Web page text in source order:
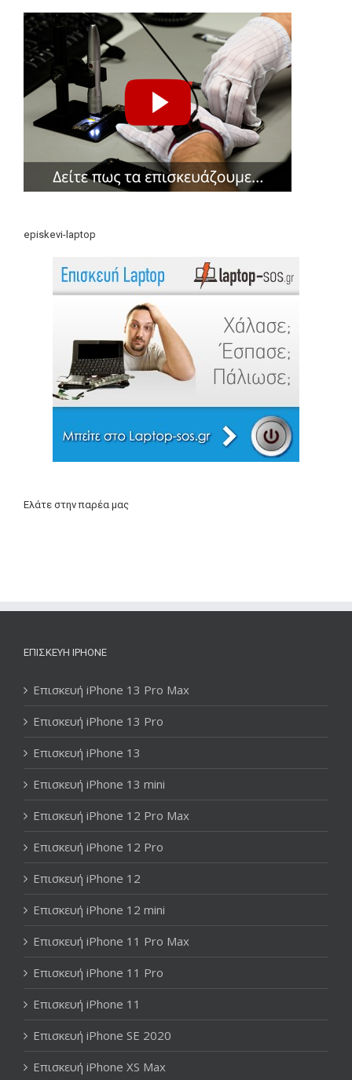
episkevi-laptop
Ελάτε στην παρέα μας
ΕΠΙΣΚΕΥΉ IPHONE
Επισκευή iPhone 13 Pro Max
Επισκευή iPhone 13 Pro
Επισκευή iPhone 13
Επισκευή iPhone 13 mini
Επισκευή iPhone 12 Pro Max
Επισκευή iPhone 12 Pro
Επισκευή iPhone 12
Επισκευή iPhone 12 mini
Επισκευή iPhone 11 Pro Max
Επισκευή iPhone 11 Pro
Επισκευή iPhone 11
Επισκευή iPhone SE 2020
Επισκευή iPhone XS Max